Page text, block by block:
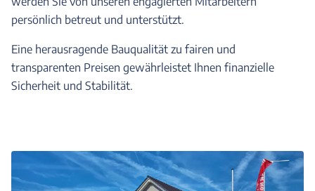
persönlich betreut und unterstützt.
Eine herausragende Bauqualität zu fairen und
transparenten Preisen gewährleistet Ihnen finanzielle
Sicherheit und Stabilität.